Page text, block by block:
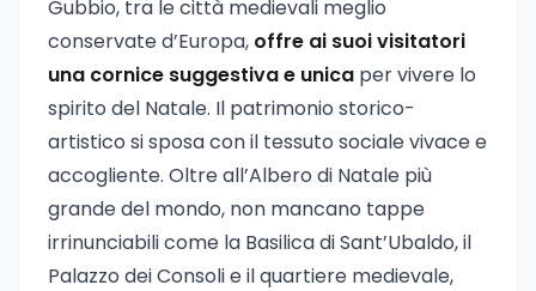
Gubbio, tra le città medievali meglio
conservate d’Europa, offre ai suoi visitatori
una cornice suggestiva e unica per vivere lo
spirito del Natale. Il patrimonio storico-
artistico si sposa con il tessuto sociale vivace e
accogliente. Oltre all’Albero di Natale più
grande del mondo, non mancano tappe
irrinunciabili come la Basilica di Sant’Ubaldo, il
Palazzo dei Consoli e il quartiere medievale,